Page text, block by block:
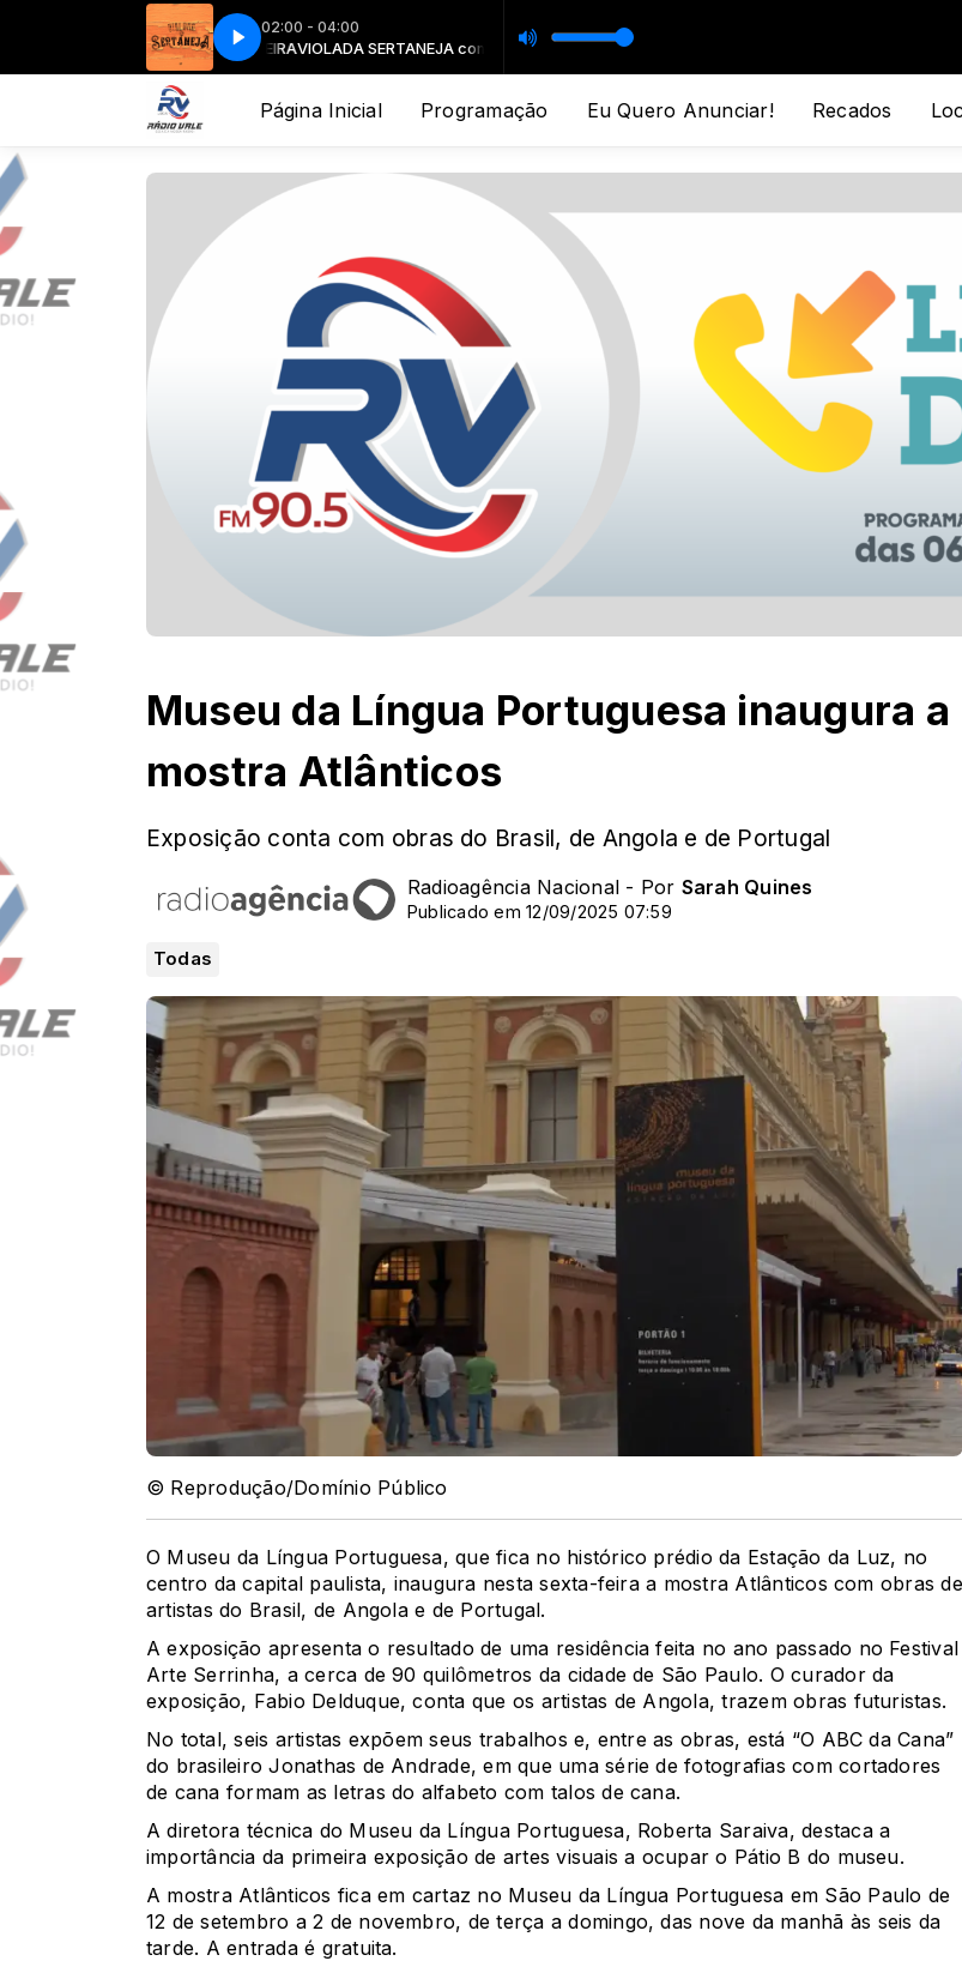
02:00 - 04:00
com EMANUEL VIEIRA VIOLADA SERTANEJA com EMANUEL VIEIRA
com LUCAS ANDRADE PLAY SERTANEJO com LUCAS ANDRADE
Página Inicial Programação Eu Quero Anunciar! Recados
Museu da Língua Portuguesa inaugura a
mostra Atlânticos
Exposição conta com obras do Brasil, de Angola e de Portugal
Radioagência Nacional - Por Sarah Quines
Publicado em 12/09/2025 07:59
Todas
© Reprodução/Domínio Público
O Museu da Língua Portuguesa, que fica no histórico prédio da Estação da Luz, no
centro da capital paulista, inaugura nesta sexta-feira a mostra Atlânticos com obras de
artistas do Brasil, de Angola e de Portugal.
A exposição apresenta o resultado de uma residência feita no ano passado no Festival
Arte Serrinha, a cerca de 90 quilômetros da cidade de São Paulo. O curador da
exposição, Fabio Delduque, conta que os artistas de Angola, trazem obras futuristas.
No total, seis artistas expõem seus trabalhos e, entre as obras, está “O ABC da Cana”
do brasileiro Jonathas de Andrade, em que uma série de fotografias com cortadores
de cana formam as letras do alfabeto com talos de cana.
A diretora técnica do Museu da Língua Portuguesa, Roberta Saraiva, destaca a
importância da primeira exposição de artes visuais a ocupar o Pátio B do museu.
A mostra Atlânticos fica em cartaz no Museu da Língua Portuguesa em São Paulo de
12 de setembro a 2 de novembro, de terça a domingo, das nove da manhã às seis da
tarde. A entrada é gratuita.